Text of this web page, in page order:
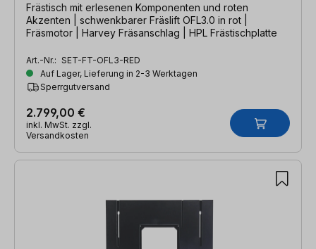
Frästisch mit erlesenen Komponenten und roten
Akzenten | schwenkbarer Fräslift OFL3.0 in rot |
Fräsmotor | Harvey Fräsanschlag | HPL Frästischplatte
Art.-Nr.: SET-FT-OFL3-RED
Auf Lager, Lieferung in 2-3 Werktagen
Sperrgutversand
2.799,00 €
inkl. MwSt. zzgl.
Versandkosten